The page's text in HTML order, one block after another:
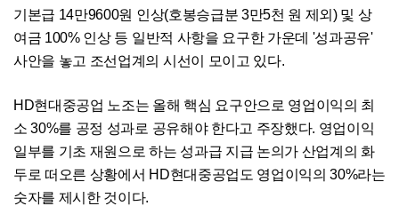
기본급 14만9600원 인상(호봉승급분 3만5천 원 제외) 및 상
여금 100% 인상 등 일반적 사항을 요구한 가운데 '성과공유'
사안을 놓고 조선업계의 시선이 모이고 있다.
HD현대중공업 노조는 올해 핵심 요구안으로 영업이익의 최
소 30%를 공정 성과로 공유해야 한다고 주장했다. 영업이익
일부를 기초 재원으로 하는 성과급 지급 논의가 산업계의 화
두로 떠오른 상황에서 HD현대중공업도 영업이익의 30%라는
숫자를 제시한 것이다.